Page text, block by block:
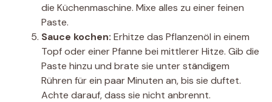
die Küchenmaschine. Mixe alles zu einer feinen
Paste.
Sauce kochen: Erhitze das Pflanzenöl in einem
Topf oder einer Pfanne bei mittlerer Hitze. Gib die
Paste hinzu und brate sie unter ständigem
Rühren für ein paar Minuten an, bis sie duftet.
Achte darauf, dass sie nicht anbrennt.